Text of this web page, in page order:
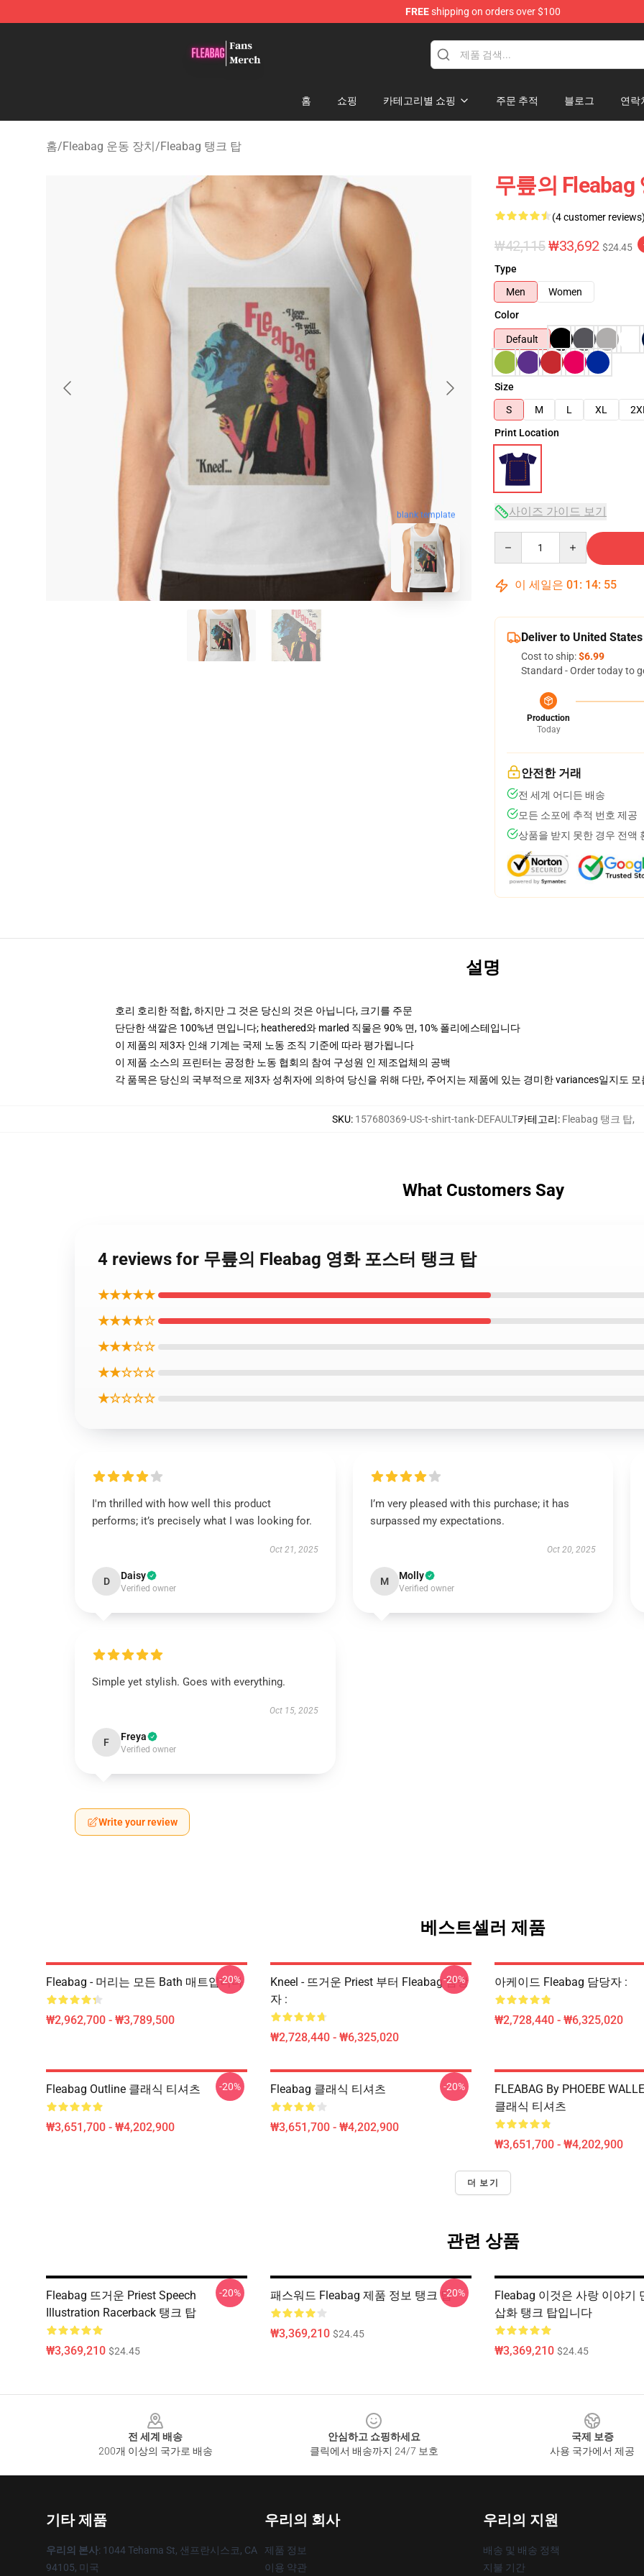
FREEshipping on orders over $100
홈 쇼핑 카테고리별 쇼핑 주문 추적 블로그 연락
홈/Fleabag 운동 장치/Fleabag 탱크 탑
blank template
무릎의 Fleabag
(4 customer
₩42,115₩33,692 $24.45
Type
Men
Women
Color
Default
Size
S
M L XL
Print Location
사이즈 가이드 보기
이 세일은 01 : 14: 54
Deliver to United States
Cost to ship:$6.99
Standard - Order today to
Production
Today
안전한 거래
전 세계 어디든 배송
모든 소포에 추적 번호 제공
상품을 받지 못한 경우 전액
설명
호리 호리한 적합, 하지만 그 것은 당신의 것은 아닙니다, 크기를 주문
단단한 색깔은 100%년 면입니다; heathered와 marled 직물은 90% 면, 10% 폴리에스테입니다
이 제품의 제3자 인쇄 기계는 국제 노동 조직 기준에 따라 평가됩니다
이 제품 소스의 프린터는 공정한 노동 협회의 참여 구성원 인 제조업체의 공백
각 품목은 당신의 국부적으로 제3자 성취자에 의하여 당신을 위해 다만, 주어지는 제품에 있는 경미한 variances일지도
SKU: 157680369-US-t-shirt-tank-DEFAULT카테고리: Fleabag 탱크 탑,
What Customers Say
4 reviews for 무릎의 Fleabag 영화 포스터 탱크 탑
★★★★★
★★★★☆
★★★☆☆
★★☆☆☆
★☆☆☆☆
I'm thrilled with how well this product
performs; it’s precisely what I was looking for.
Oct 21, 2025
D Daisy
Verified owner
I’m very pleased with this purchase; it has
surpassed my expectations.
Oct 20, 2025
M Molly
Verified owner
Simple yet stylish. Goes with everything.
Oct 15, 2025
F Freya
Verified owner
Write your review
베스트셀러 제품
Fleabag - 머리는 모든 Bath 매트입니다
₩2,962,700 - ₩3,789,500
-20%
Kneel - 뜨거운 Priest 부터 Fleabag 담당
자 :
₩2,728,440 - ₩6,325,020
-20% 아케이드 Fleabag 담당자 :
₩2,728,440 - ₩6,325,020
Fleabag Outline 클래식 티셔츠
₩3,651,700 - ₩4,202,900
-20% Fleabag 클래식 티셔츠
₩3,651,700 - ₩4,202,900
-20%
FLEABAG By PHOEBE
클래식 티셔츠
₩3,651,700 - ₩4,202,900
더 보기
관련 상품
Fleabag 뜨거운 Priest Speech
Illustration Racerback 탱크 탑
₩3,369,210 $24.45
-20% 패스워드 Fleabag 제품 정보 탱크 탑
₩3,369,210 $24.45
-20%
Fleabag 이것은 사랑 이야기
삽화 탱크 탑입니다
₩3,369,210 $24.45
전 세계 배송
200개 이상의 국가로 배송
안심하고 쇼핑하세요
클릭에서 배송까지 24/7 보호
국제 보증
사용 국가에서 제공
기타 제품
우리의 본사: 1044 Tehama St, 샌프란시스코, CA
94105, 미국
우리의 회사
제품 정보
이용 약관
우리의 지원
배송 및 배송 정책
지불 기간